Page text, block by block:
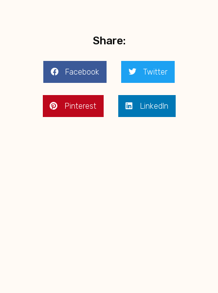
Share:
Facebook Twitter
Pinterest LinkedIn